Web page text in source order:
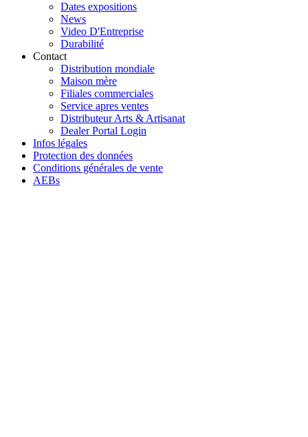
Dates expositions
News
Video D'Entreprise
Durabilité
Contact
Distribution mondiale
Maison mère
Filiales commerciales
Service apres ventes
Distributeur Arts & Artisanat
Dealer Portal Login
Infos légales
Protection des données
Conditions générales de vente
AEBs